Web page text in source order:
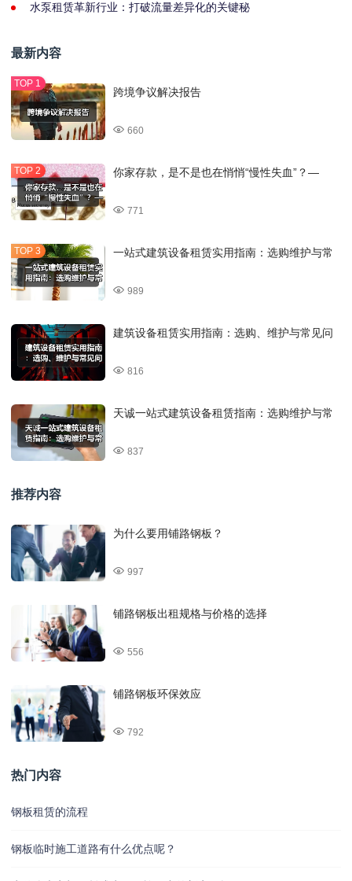
水泵租赁革新行业：打破流量差异化的关键秘
最新内容
跨境争议解决报告
660
你家存款，是不是也在悄悄“慢性失血”？—
771
一站式建筑设备租赁实用指南：选购维护与常
989
建筑设备租赁实用指南：选购、维护与常见问
816
天诚一站式建筑设备租赁指南：选购维护与常
837
推荐内容
为什么要用铺路钢板？
997
铺路钢板出租规格与价格的选择
556
铺路钢板环保效应
792
热门内容
钢板租赁的流程
钢板临时施工道路有什么优点呢？